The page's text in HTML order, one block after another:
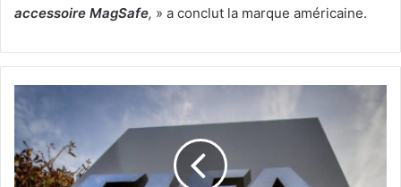
accessoire MagSafe, » a conclut la marque américaine.